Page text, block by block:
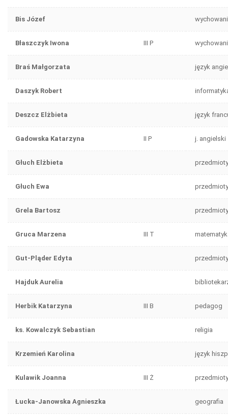
Bis Józef
Błaszczyk Iwona III P
Braś Małgorzata język
Daszyk Robert
Deszcz Elżbieta język
Gadowska Katarzyna II P j. angielski
Głuch Elżbieta
Głuch Ewa
Grela Bartosz
Gruca Marzena III T
Gut-Pląder Edyta
Hajduk Aurelia
Herbik Katarzyna III B pedagog
ks. Kowalczyk Sebastian religia
Krzemień Karolina język
Kulawik Joanna III Ż
Łucka-Janowska Agnieszka geografia